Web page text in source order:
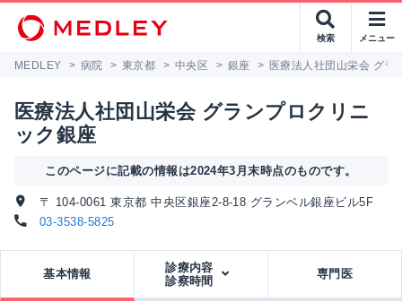
検索 メニュー
MEDLEY > 病院 > 東京都 > 中央区 > 銀座 > 医療法人社団山栄会 グラ
医療法人社団山栄会 グランプロクリニ
ック銀座
このページに記載の情報は2024年3月末時点のものです。
〒 104-0061 東京都 中央区銀座2-8-18 グランベル銀座ビル5F
03-3538-5825
基本情報
診療内容
診察時間
専門医